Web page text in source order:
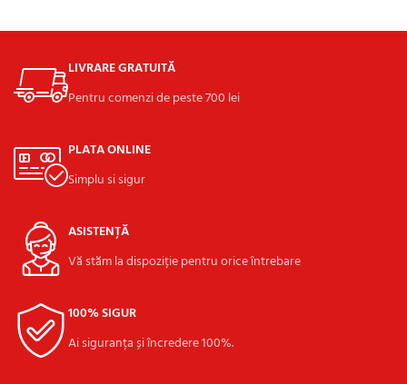
LIVRARE GRATUITĂ
Pentru comenzi de peste 700 lei
PLATA ONLINE
Simplu si sigur
ASISTENȚĂ
Vă stăm la dispoziție pentru orice întrebare
100% SIGUR
Ai siguranța și încredere 100%.